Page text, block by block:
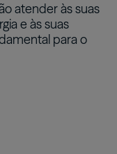
atender às suas
e às suas
para o